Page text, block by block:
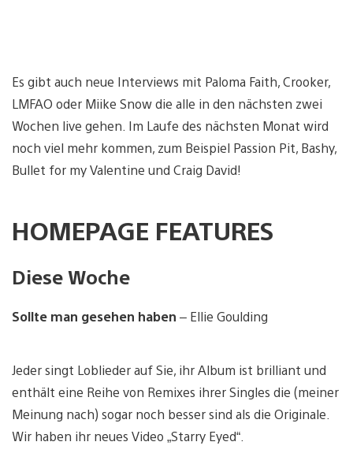
Es gibt auch neue Interviews mit Paloma Faith, Crooker,
LMFAO oder Miike Snow die alle in den nächsten zwei
Wochen live gehen. Im Laufe des nächsten Monat wird
noch viel mehr kommen, zum Beispiel Passion Pit, Bashy,
Bullet for my Valentine und Craig David!
HOMEPAGE FEATURES
Diese Woche
Sollte man gesehen haben – Ellie Goulding
Jeder singt Loblieder auf Sie, ihr Album ist brilliant und
enthält eine Reihe von Remixes ihrer Singles die (meiner
Meinung nach) sogar noch besser sind als die Originale.
Wir haben ihr neues Video „Starry Eyed“.